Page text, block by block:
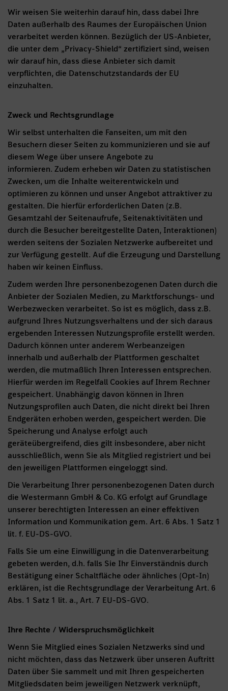
Wir weisen Sie weiterhin darauf hin, dass dabei Ihre
Daten außerhalb des Raumes der Europäischen Union
verarbeitet werden können. Bezüglich der US-Anbieter,
die unter dem „Privacy-Shield“ zertifiziert sind, weisen
wir darauf hin, dass diese Anbieter sich damit
verpflichten, die Datenschutzstandards der EU
einzuhalten.
Zweck und Rechtsgrundlage
Wir selbst unterhalten die Fanseiten, um mit den
Besuchern dieser Seiten zu kommunizieren und sie auf
diesem Wege über unsere Angebote zu
informieren. Zudem erheben wir Daten zu statistischen
Zwecken, um die Inhalte weiterentwickeln und
optimieren zu können und unser Angebot attraktiver zu
gestalten. Die hierfür erforderlichen Daten (z.B.
Gesamtzahl der Seitenaufrufe, Seitenaktivitäten und
durch die Besucher bereitgestellte Daten, Interaktionen)
werden seitens der Sozialen Netzwerke aufbereitet und
zur Verfügung gestellt. Auf die Erzeugung und Darstellung
haben wir keinen Einfluss.
Zudem werden Ihre personenbezogenen Daten durch die
Anbieter der Sozialen Medien, zu Marktforschungs- und
Werbezwecken verarbeitet. So ist es möglich, dass z.B.
aufgrund Ihres Nutzungsverhaltens und der sich daraus
ergebenden Interessen Nutzungsprofile erstellt werden.
Dadurch können unter anderem Werbeanzeigen
innerhalb und außerhalb der Plattformen geschaltet
werden, die mutmaßlich Ihren Interessen entsprechen.
Hierfür werden im Regelfall Cookies auf Ihrem Rechner
gespeichert. Unabhängig davon können in Ihren
Nutzungsprofilen auch Daten, die nicht direkt bei Ihren
Endgeräten erhoben werden, gespeichert werden. Die
Speicherung und Analyse erfolgt auch
geräteübergreifend, dies gilt insbesondere, aber nicht
ausschließlich, wenn Sie als Mitglied registriert und bei
den jeweiligen Plattformen eingeloggt sind.
Die Verarbeitung Ihrer personenbezogenen Daten durch
die Westermann GmbH & Co. KG erfolgt auf Grundlage
unserer berechtigten Interessen an einer effektiven
Information und Kommunikation gem. Art. 6 Abs. 1 Satz 1
lit. f. EU-DS-GVO.
Falls Sie um eine Einwilligung in die Datenverarbeitung
gebeten werden, d.h. falls Sie Ihr Einverständnis durch
Bestätigung einer Schaltfläche oder ähnliches (Opt-In)
erklären, ist die Rechtsgrundlage der Verarbeitung Art. 6
Abs. 1 Satz 1 lit. a., Art. 7 EU-DS-GVO.
Ihre Rechte / Widerspruchsmöglichkeit
Wenn Sie Mitglied eines Sozialen Netzwerks sind und
nicht möchten, dass das Netzwerk über unseren Auftritt
Daten über Sie sammelt und mit Ihren gespeicherten
Mitgliedsdaten beim jeweiligen Netzwerk verknüpft,